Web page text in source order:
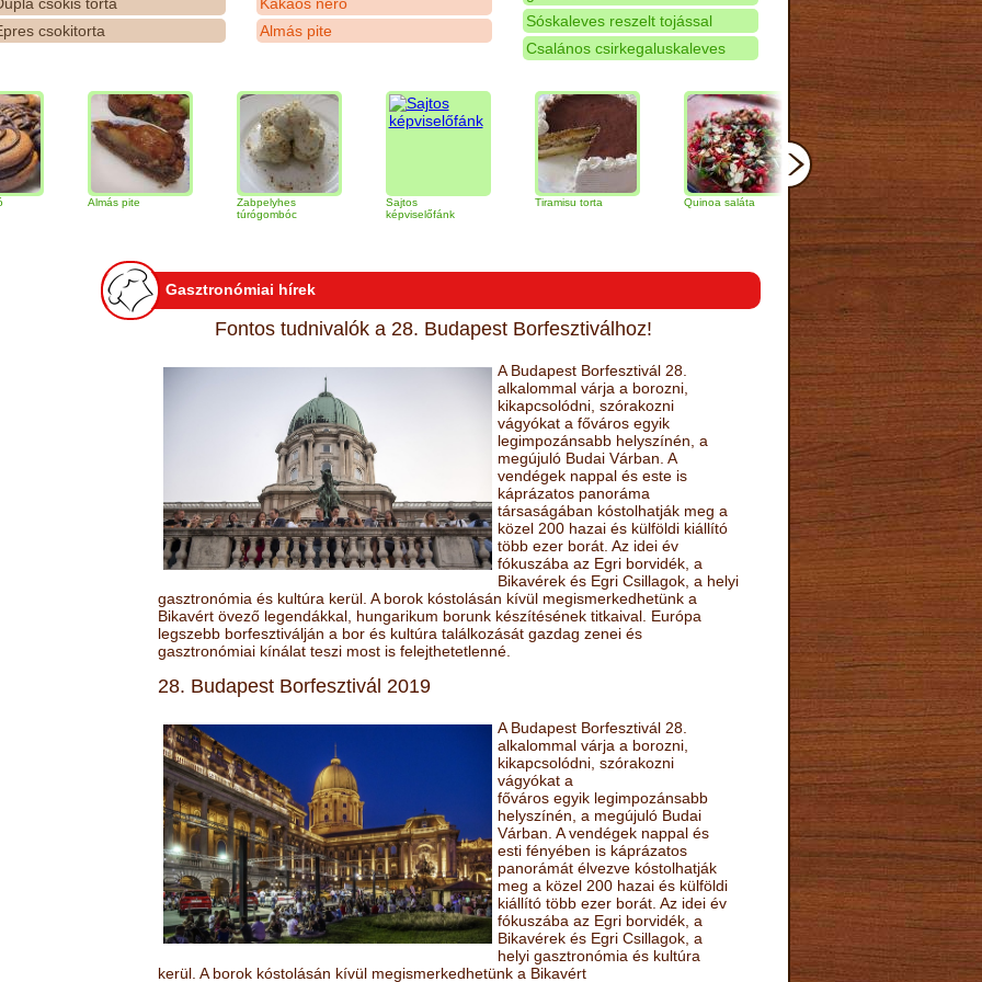
csokitorta
Almás pite
Sóskaleves reszelt tojással
Csalános csirkegaluskaleves
Almás pite
Zabpelyhes
túrógombóc
képviselőfánk
Tiramisu torta Quinoa saláta Mandulás kifli
Gasztronómiai hírek
Fontos tudnivalók a 28. Budapest Borfesztiválhoz!
A Budapest Borfesztivál 28.
alkalommal várja a borozni,
kikapcsolódni, szórakozni
vágyókat a főváros egyik
legimpozánsabb helyszínén, a
megújuló Budai Várban. A
vendégek nappal és este is
káprázatos panoráma
társaságában kóstolhatják meg a
közel 200 hazai és külföldi kiállító
több ezer borát. Az idei év
fókuszába az Egri borvidék, a
Bikavérek és Egri Csillagok, a helyi
gasztronómia és kultúra kerül. A borok kóstolásán kívül megismerkedhetünk a
Bikavért övező legendákkal, hungarikum borunk készítésének titkaival. Európa
legszebb borfesztiválján a bor és kultúra találkozását gazdag zenei és
gasztronómiai kínálat teszi most is felejthetetlenné.
28. Budapest Borfesztivál 2019
A Budapest Borfesztivál 28.
alkalommal várja a borozni,
kikapcsolódni, szórakozni
vágyókat a
főváros egyik legimpozánsabb
helyszínén, a megújuló Budai
Várban. A vendégek nappal és
esti fényében is káprázatos
panorámát élvezve kóstolhatják
meg a közel 200 hazai és külföldi
kiállító több ezer borát. Az idei év
fókuszába az Egri borvidék, a
Bikavérek és Egri Csillagok, a
helyi gasztronómia és kultúra
kerül. A borok kóstolásán kívül megismerkedhetünk a Bikavért